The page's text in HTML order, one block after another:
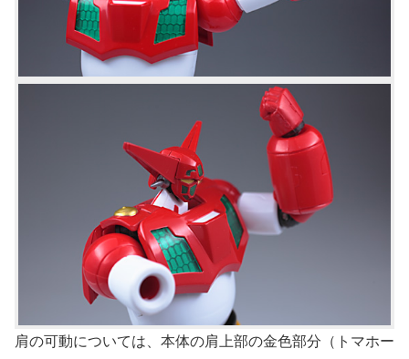
肩の可動については、本体の肩上部の金色部分（トマホー